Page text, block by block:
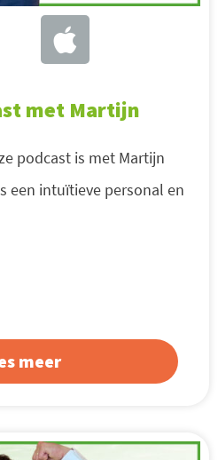
met Martijn
podcast is met Martijn
een intuïtieve personal en
meer